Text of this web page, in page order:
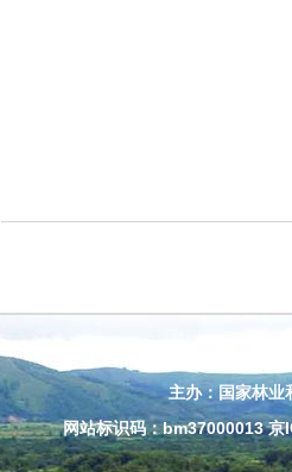
主办：国家林
网站标识码：bm37000013京